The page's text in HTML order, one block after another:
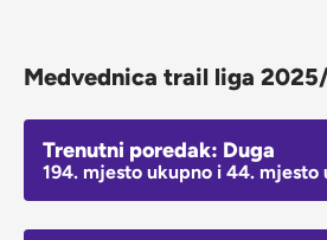
Medvednica trail liga
Trenutni poredak: Duga
194. mjesto ukupno i 44. mjesto